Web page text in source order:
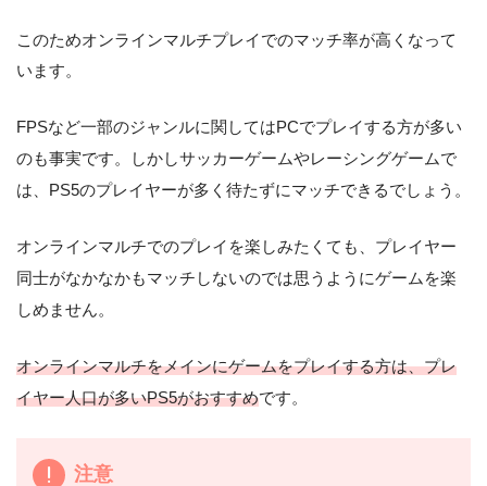
このためオンラインマルチプレイでのマッチ率が高くなって
います。
FPSなど一部のジャンルに関してはPCでプレイする方が多い
のも事実です。しかしサッカーゲームやレーシングゲームで
は、PS5のプレイヤーが多く待たずにマッチできるでしょう。
オンラインマルチでのプレイを楽しみたくても、プレイヤー
同士がなかなかもマッチしないのでは思うようにゲームを楽
しめません。
オンラインマルチをメインにゲームをプレイする方は、プレ
イヤー人口が多いPS5がおすすめです。
注意